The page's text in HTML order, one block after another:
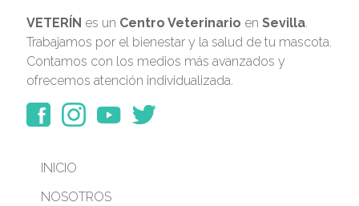
VETERÍN es un Centro Veterinario en Sevilla.
Trabajamos por el bienestar y la salud de tu mascota.
Contamos con los medios más avanzados y
ofrecemos atención individualizada.
INICIO
NOSOTROS